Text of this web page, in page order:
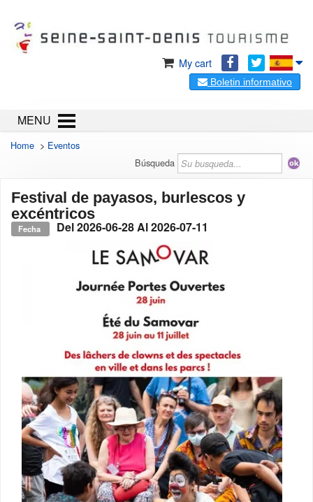
My cart
Boletin informativo
MENU
Home > Eventos
Búsqueda
Festival de payasos, burlescos y
excéntricos
Fecha Del2026-06-28Al2026-07-11